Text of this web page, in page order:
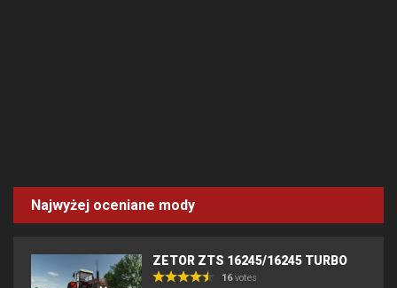
Najwyżej oceniane mody
ZETOR ZTS 16245/16245 TURBO
16votes